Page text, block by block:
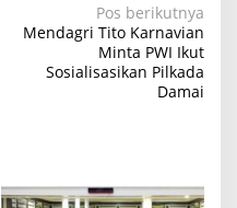
Pos berikutnya
Mendagri Tito Karnavian
Minta PWI Ikut
Sosialisasikan Pilkada
Damai